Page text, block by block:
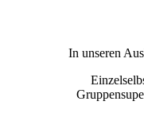
In unseren